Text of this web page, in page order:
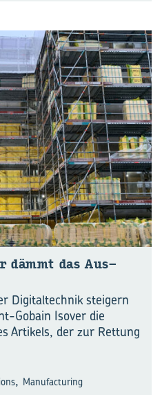
dämmt das Aus­
Digitaltechnik steigern
Gobain Isover die
Artikels, der zur Rettung
, Manufacturing